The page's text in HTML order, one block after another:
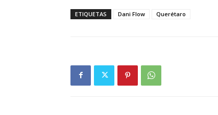
ETIQUETAS Dani Flow Querétaro